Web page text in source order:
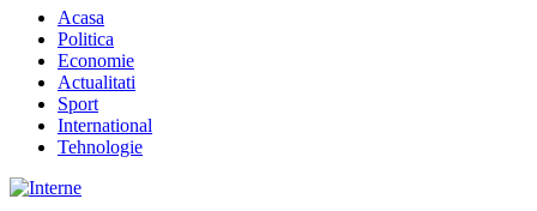
Acasa
Politica
Economie
Actualitati
Sport
International
Tehnologie